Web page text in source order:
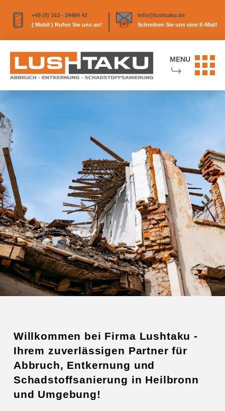
+49 (0) 163 - 24484 42
( Mobil ) Rufen Sie uns an!
|
info@lushtaku.de
Schreiben Sie uns eine E-Mail!
MENU
Willkommen bei Firma Lushtaku -
Ihrem zuverlässigen Partner für
Abbruch, Entkernung und
Schadstoffsanierung in Heilbronn
und Umgebung!